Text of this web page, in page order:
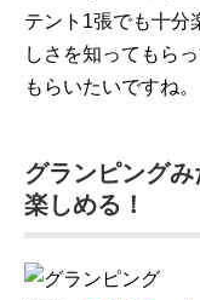
テント1張でも十分
しさを知ってもら
もらいたいですね。
グランピング
楽しめる！